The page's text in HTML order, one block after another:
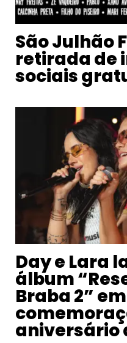
São Julhão
retirada de
sociais
Day e Lara
álbum
Braba 2” em
aniversário